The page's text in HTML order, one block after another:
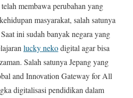
membawa perubahan yang
masyarakat, salah satunya
ini sudah banyak negara yang
lucky nekodigital agar bisa
Salah satunya Jepang yang
and Innovation Gateway for All
digitalisasi pendidikan dalam